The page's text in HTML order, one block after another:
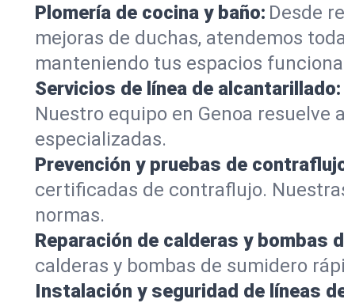
Plomería de cocina y baño: Desde
mejoras de duchas, atendemos
manteniendo tus espacios
Servicios de línea de alcantarillado:
Nuestro equipo en Genoa
especializadas.
Prevención y pruebas de
certificadas de contraflujo.
normas.
Reparación de calderas y bombas
calderas y bombas de sumidero
Instalación y seguridad de líneas